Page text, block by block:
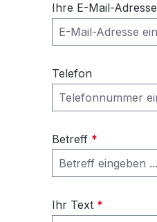
Ihre E-Mail-Adresse
Telefon
Betreff *
Ihr Text *